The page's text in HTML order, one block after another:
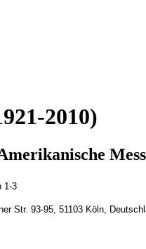
2010)
1-3
Str. 93-95, 51103 Köln,